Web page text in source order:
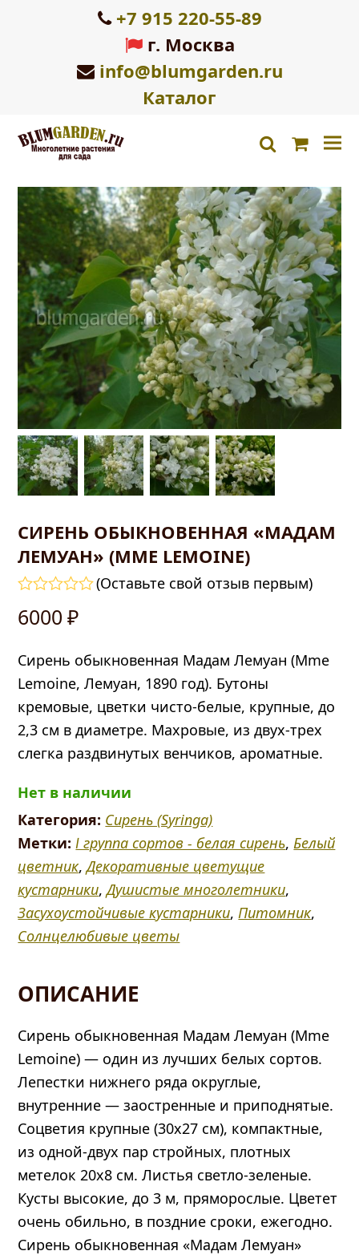
+7 915 220-55-89
г. Москва
info@blumgarden.ru
Каталог
search
СИРЕНЬ ОБЫКНОВЕННАЯ «МАДАМ
ЛЕМУАН» (MME LEMOINE)
0
(Оставьте свой отзыв первым)
6000₽
Сирень обыкновенная Мадам Лемуан (Mme
Lemoine, Лемуан, 1890 год). Бутоны
кремовые, цветки чисто-белые, крупные, до
2,3 см в диаметре. Махровые, из двух-трех
слегка раздвинутых венчиков, ароматные.
Нет в наличии
Категория: Сирень (Syringa)
Метки: Ⅰ группа сортов - белая сирень, Белый
цветник,Декоративные цветущие
кустарники,Душистые многолетники,
Засухоустойчивые кустарники, Питомник,
Солнцелюбивые цветы
ОПИСАНИЕ
Сирень обыкновенная Мадам Лемуан (Mme
Lemoine) — один из лучших белых сортов.
Лепестки нижнего ряда округлые,
внутренние — заостренные и приподнятые.
Соцветия крупные (30х27 см), компактные,
из одной-двух пар стройных, плотных
метелок 20х8 см. Листья светло-зеленые.
Кусты высокие, до 3 м, пряморослые. Цветет
очень обильно, в поздние сроки, ежегодно.
Сирень обыкновенная «Мадам Лемуан»